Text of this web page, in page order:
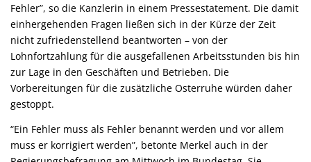
Fehler”, so die Kanzlerin in einem Pressestatement. Die damit
einhergehenden Fragen ließen sich in der Kürze der Zeit
nicht zufriedenstellend beantworten – von der
Lohnfortzahlung für die ausgefallenen Arbeitsstunden bis hin
zur Lage in den Geschäften und Betrieben. Die
Vorbereitungen für die zusätzliche Osterruhe würden daher
gestoppt.
“Ein Fehler muss als Fehler benannt werden und vor allem
muss er korrigiert werden”, betonte Merkel auch in der